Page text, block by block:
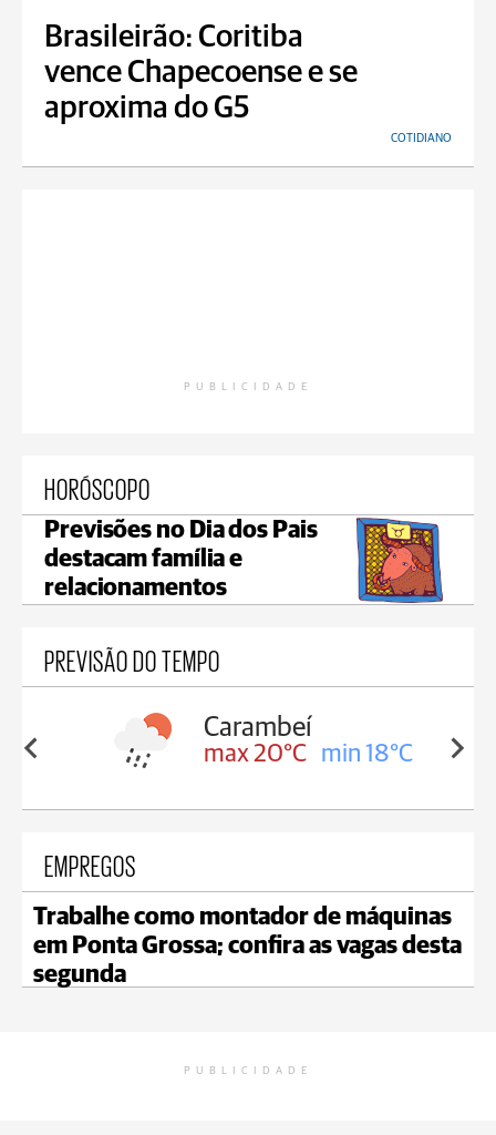
Brasileirão: Coritiba
vence Chapecoense e se
aproxima do G5
COTIDIANO
PUBLICIDADE
HORÓSCOPO
Previsões no Dia dos Pais
destacam família e
relacionamentos
PREVISÃO DO TEMPO
18°C
Carambeí
max 20°C min 18°C
EMPREGOS
Trabalhe como montador de máquinas
em Ponta Grossa; confira as vagas desta
segunda
PUBLICIDADE